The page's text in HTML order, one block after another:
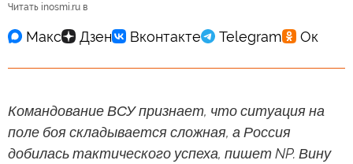
Читать inosmi.ru в
Командование ВСУ признает, что ситуация на
поле боя складывается сложная, а Россия
добилась тактического успеха, пишет NP. Вину